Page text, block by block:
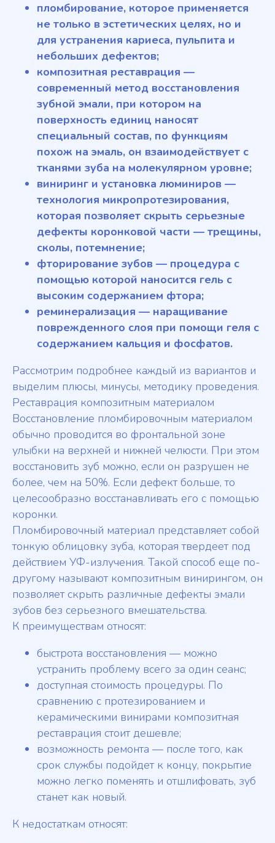
пломбирование, которое применяется
не только в эстетических целях, но и
для устранения кариеса, пульпита и
небольших дефектов;
композитная реставрация —
современный метод восстановления
зубной эмали, при котором на
поверхность единиц наносят
специальный состав, по функциям
похож на эмаль, он взаимодействует с
тканями зуба на молекулярном уровне;
виниринг и установка люминиров —
технология микропротезирования,
которая позволяет скрыть серьезные
дефекты коронковой части — трещины,
сколы, потемнение;
фторирование зубов — процедура с
помощью которой наносится гель с
высоким содержанием фтора;
реминерализация — наращивание
поврежденного слоя при помощи геля с
содержанием кальция и фосфатов.
Рассмотрим подробнее каждый из вариантов и
выделим плюсы, минусы, методику проведения.
Реставрация композитным материалом
Восстановление пломбировочным материалом
обычно проводится во фронтальной зоне
улыбки на верхней и нижней челюсти. При этом
восстановить зуб можно, если он разрушен не
более, чем на 50%. Если дефект больше, то
целесообразно восстанавливать его с помощью
коронки.
Пломбировочный материал представляет собой
тонкую облицовку зуба, которая твердеет под
действием УФ-излучения. Такой способ еще по-
другому называют композитным винирингом, он
позволяет скрыть различные дефекты эмали
зубов без серьезного вмешательства.
К преимуществам относят:
быстрота восстановления — можно
устранить проблему всего за один сеанс;
доступная стоимость процедуры. По
сравнению с протезированием и
керамическими винирами композитная
реставрация стоит дешевле;
возможность ремонта — после того, как
срок службы подойдет к концу, покрытие
можно легко поменять и отшлифовать, зуб
станет как новый.
К недостаткам относят: